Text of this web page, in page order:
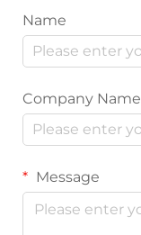
Name
Company Name
Message